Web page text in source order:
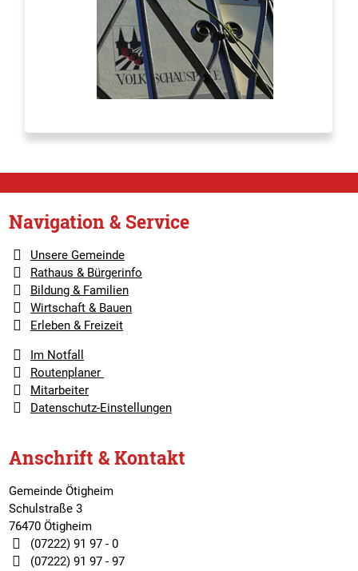
Navigation & Service
Unsere Gemeinde
Rathaus & Bürgerinfo
Bildung & Familien
Wirtschaft & Bauen
Erleben & Freizeit
Im Notfall
Routenplaner
Mitarbeiter
Datenschutz-Einstellungen
Anschrift & Kontakt
Gemeinde Ötigheim
Schulstraße 3
76470 Ötigheim
(07222) 91 97 - 0
(07222) 91 97 - 97